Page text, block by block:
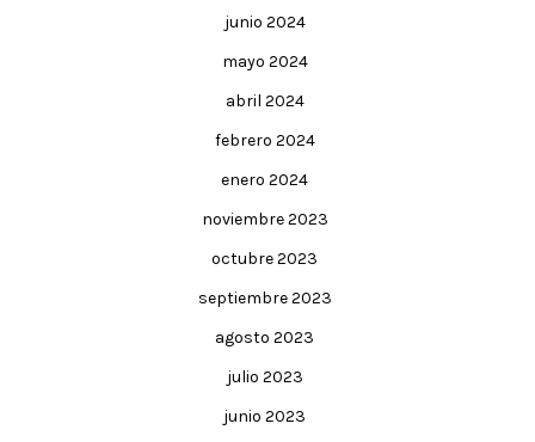
junio 2024
mayo 2024
abril 2024
febrero 2024
enero 2024
noviembre 2023
octubre 2023
septiembre 2023
agosto 2023
julio 2023
junio 2023